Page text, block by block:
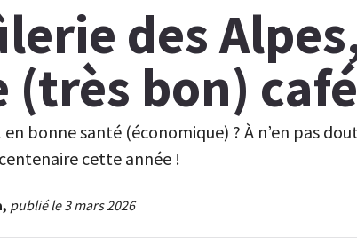
des
(très bon) café
bonne santé (économique) ? À n’en pas
cette année !
publié le 3 mars 2026